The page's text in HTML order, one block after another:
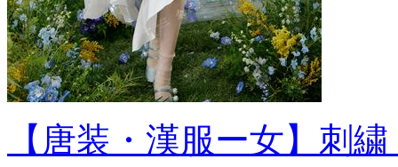
【唐装・漢服ー女】刺